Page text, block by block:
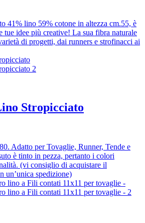
41% lino 59% cotone in altezza cm.55, è
tue idee più creative! La sua fibra naturale
di progetti, dai runners e strofinacci ai
Stropicciato
Adatto per Tovaglie, Runner, Tende e
è tinto in pezza, pertanto i colori
(vi consiglio di acquistare il
un’unica spedizione)